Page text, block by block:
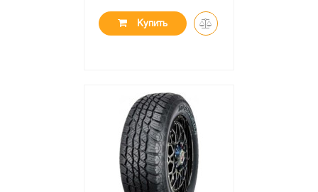
Купить
нет в наличии
0 отзывов